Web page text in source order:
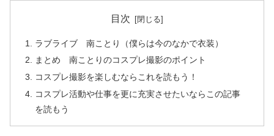
目次
ラブライブ 南ことり（僕らは今のなかで衣装）
まとめ 南ことりのコスプレ撮影のポイント
コスプレ撮影を楽しむならこれを読もう！
コスプレ活動や仕事を更に充実させたいならこの記事
を読もう